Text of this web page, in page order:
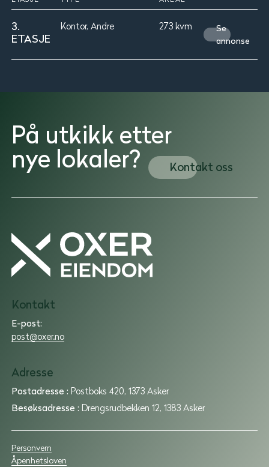
3.
ETASJE
Kontor, Andre 273 kvm
Se
annonse
På utkikk etter
nye lokaler?
Kontakt oss
Utleie
|
Utvikling
Kontakt
E-post:
post@oxer.no
Adresse
Postadresse : Postboks 420, 1373 Asker
Besøksadresse : Drengsrudbekken 12, 1383 Asker
Personvern
Åpenhetsloven